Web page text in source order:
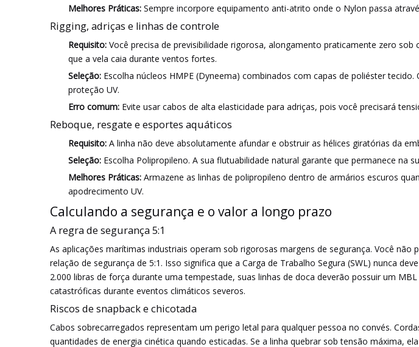
Melhores Práticas: Sempre incorpore equipamento anti-atrito onde o Nylon passa
Rigging, adriças e linhas de controle
Requisito: Você precisa de previsibilidade rigorosa, alongamento praticamente zero
que a vela caia durante ventos fortes.
Seleção: Escolha núcleos HMPE (Dyneema) combinados com capas de poliéster
proteção UV.
Erro comum: Evite usar cabos de alta elasticidade para adriças, pois você precisará
Reboque, resgate e esportes aquáticos
Requisito: A linha não deve absolutamente afundar e obstruir as hélices giratórias da
Seleção: Escolha Polipropileno. A sua flutuabilidade natural garante que permanece na
Melhores Práticas: Armazene as linhas de polipropileno dentro de armários escuros
apodrecimento UV.
Calculando a segurança e o valor a longo prazo
A regra de segurança 5:1
As aplicações marítimas industriais operam sob rigorosas margens de segurança. Você
relação de segurança de 5:1. Isso significa que a Carga de Trabalho Segura (SWL) nunca
2.000 libras de força durante uma tempestade, suas linhas de doca deverão possuir um
catastróficas durante eventos climáticos severos.
Riscos de snapback e chicotada
Cabos sobrecarregados representam um perigo letal para qualquer pessoa no convés.
quantidades de energia cinética quando esticadas. Se a linha quebrar sob tensão máxima,